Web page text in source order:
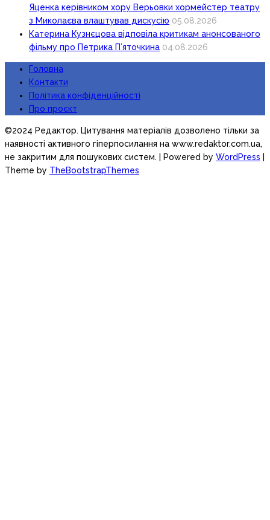
Яценка керівником хору Верьовки хормейстер театру
з Миколаєва влаштував дискусію 05.08.2026
Катерина Кузнєцова відповіла критикам анонсованого
фільму про Петрика П’яточкина 04.08.2026
Головна
Контакти
Політика конфіденційності
Про проєкт
©2024 Редактор. Цитування матеріалів дозволено тільки за
наявності активного гіперпосилання на www.redaktor.com.ua,
не закритим для пошукових систем. | Powered by WordPress
Theme by TheBootstrapThemes